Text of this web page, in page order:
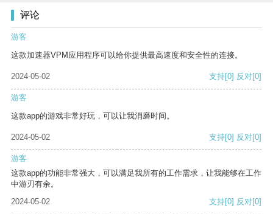
评论
游客
这款加速器VPM应用程序可以给你提供最高速度和安全性的连接。
2024-05-02 支持[0] 反对[0]
游客
这款app的游戏非常好玩，可以让我消磨时间。
2024-05-02 支持[0] 反对[0]
游客
这款app的功能非常强大，可以满足我所有的工作需求，让我能够在工作
中游刃有余。
2024-05-02
支持[0] 反对[0]